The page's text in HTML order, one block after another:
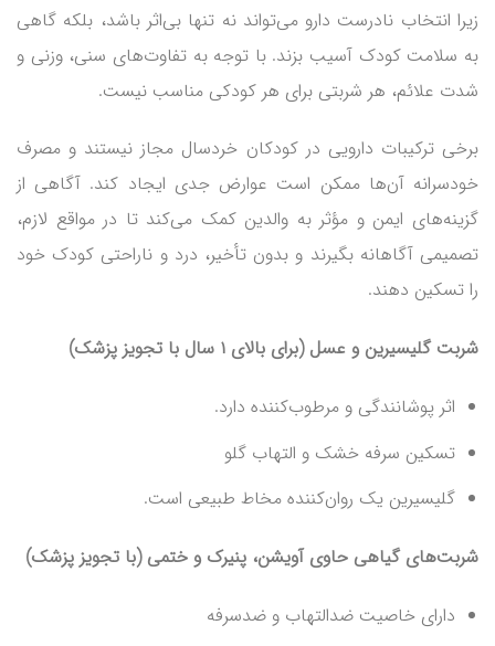
زیرا انتخاب نادرست دارو می‌تواند نه تنها بی‌اثر باشد، بلکه گاهی
به سلامت کودک آسیب بزند. با توجه به تفاوت‌های سنی، وزنی و
شدت علائم، هر شربتی برای هر کودکی مناسب نیست.
برخی ترکیبات دارویی در کودکان خردسال مجاز نیستند و مصرف
خودسرانه آن‌ها ممکن است عوارض جدی ایجاد کند. آگاهی از
گزینه‌های ایمن و مؤثر به والدین کمک می‌کند تا در مواقع لازم،
تصمیمی آگاهانه بگیرند و بدون تأخیر، درد و ناراحتی کودک خود
را تسکین دهند.
شربت گلیسیرین و عسل (برای بالای ۱ سال با تجویز پزشک)
اثر پوشانندگی و مرطوب‌کننده دارد.
تسکین سرفه خشک و التهاب گلو
گلیسیرین یک روان‌کننده مخاط طبیعی است.
شربت‌های گیاهی حاوی آویشن، پنیرک و ختمی (با تجویز پزشک)
دارای خاصیت ضدالتهاب و ضدسرفه